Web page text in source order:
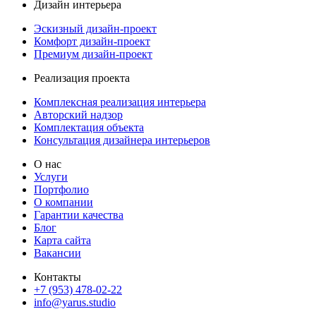
Дизайн интерьера
Эскизный дизайн-проект
Комфорт дизайн-проект
Премиум дизайн-проект
Реализация проекта
Комплексная реализация интерьера
Авторский надзор
Комплектация объекта
Консультация дизайнера интерьеров
О нас
Услуги
Портфолио
О компании
Гарантии качества
Блог
Карта сайта
Вакансии
Контакты
+7 (953) 478-02-22
info@yarus.studio